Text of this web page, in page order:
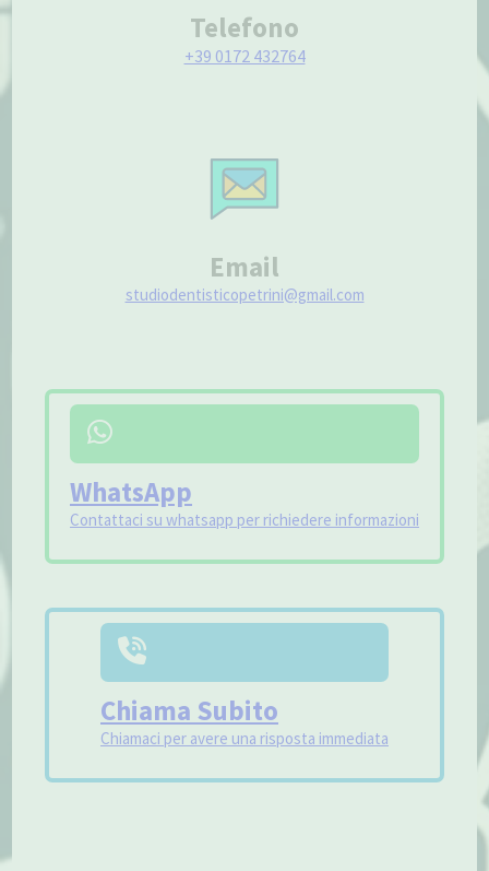
Telefono
+39 0172 432764
Email
studiodentisticopetrini@gmail.com
WhatsApp
Contattaci su whatsapp per richiedere informazioni
Chiama Subito
Chiamaci per avere una risposta immediata